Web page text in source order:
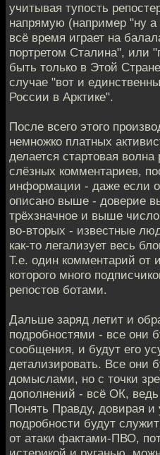
учитывая тупость
напрямую (например "ну а
всё время играет на
портретом Сталина", или
быть только в Этой
случае "вот и
России в Арктике".
После всего этого
немножко платных
делается стартовая
слёзных комментариев,
информации - даже если
описано выше - доверие
трёхзначное и выше
во-вторых - известные
как-то легализует весь
Т.е. один комментарий от
которого много
репостов ботами.
Дальше заряд летит и
подробностями - все они
сообщения, и будут его
детализировать. Все они
домыслами, но с точки
дополнений - всё ОК,
Понять Правду, довирая и
подробности будут
от атаки фактами-ПВО,